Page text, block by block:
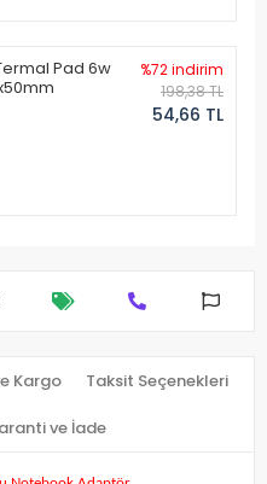
Pad 6w
%72 indirim
198,38 TL
54,66 TL
Kargo Taksit Seçenekleri
ve İade